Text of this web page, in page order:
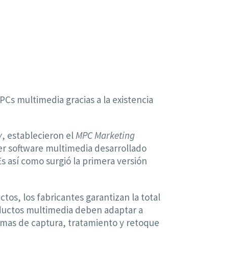
multimedia gracias a la existencia
, establecieron elMPC Marketing
software multimedia desarrollado
así como surgió la primera versión
los fabricantes garantizan la total
multimedia deben adaptar a
de captura, tratamiento y retoque